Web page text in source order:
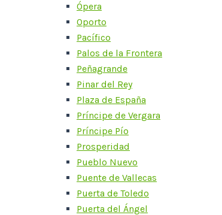
Ópera
Oporto
Pacífico
Palos de la Frontera
Peñagrande
Pinar del Rey
Plaza de España
Príncipe de Vergara
Príncipe Pío
Prosperidad
Pueblo Nuevo
Puente de Vallecas
Puerta de Toledo
Puerta del Ángel